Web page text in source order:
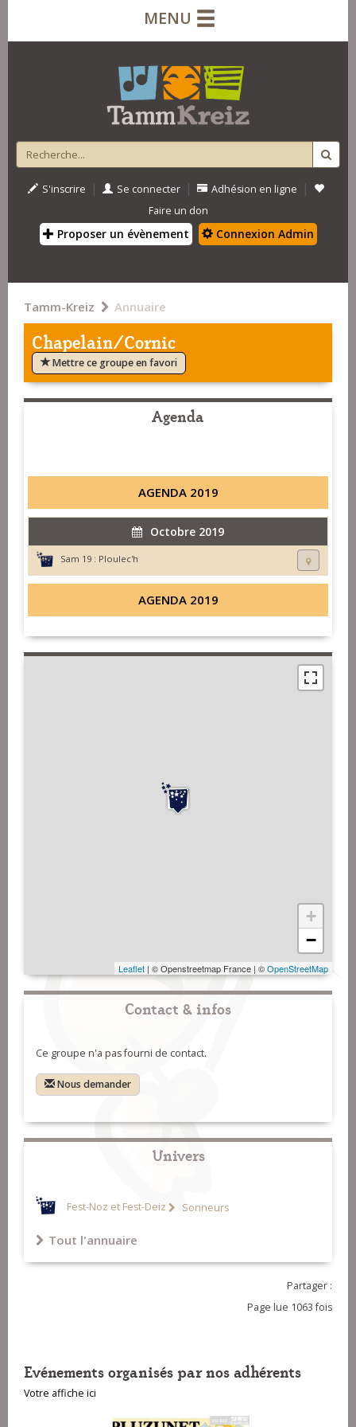
MENU
S'inscrire | Se connecter | Adhésion en ligne |
Faire un don
Proposer un évènement Connexion Admin
Tamm-Kreiz Annuaire
Chapelain/Cornic
Mettre ce groupe en favori
Agenda
AGENDA 2019
Octobre 2019
Sam 19 : Ploulec'h
AGENDA 2019
+
−
Leaflet | © Openstreetmap France | ©OpenStreetMap
Contact & infos
Ce groupe n'a pas fourni de contact.
Nous demander
Univers
Fest-Noz et Fest-Deiz Sonneurs
Tout l'annuaire
Partager :
Page lue 1063 fois
Evénements organisés par nos adhérents
Votre affiche ici